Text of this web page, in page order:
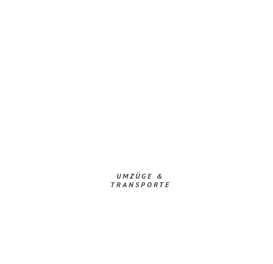
UMZÜGE &
TRANSPORTE